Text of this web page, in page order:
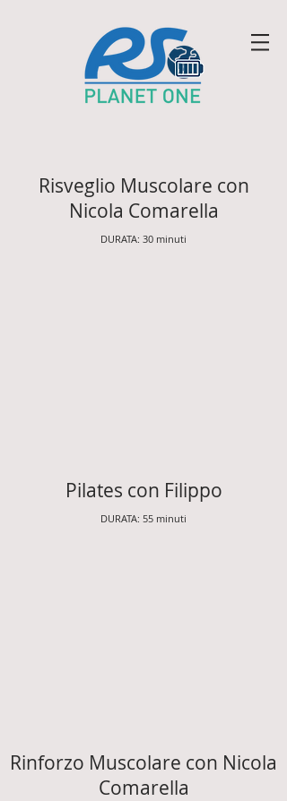
Risveglio Muscolare con
Nicola Comarella
DURATA: 30 minuti
Pilates con Filippo
DURATA: 55 minuti
Rinforzo Muscolare con Nicola
Comarella